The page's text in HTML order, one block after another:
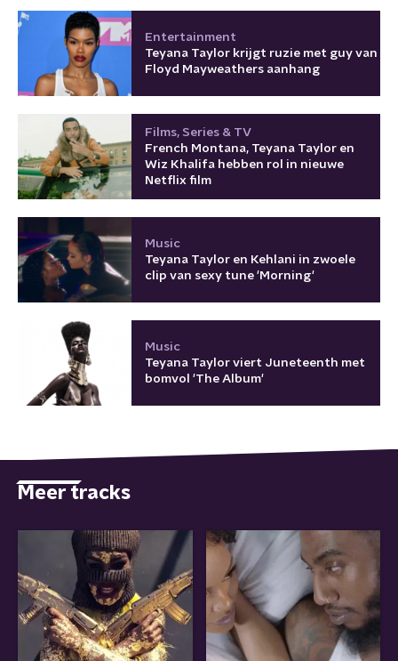
Entertainment
Teyana Taylor krijgt ruzie met guy van
Floyd Mayweathers aanhang
Films, Series & TV
French Montana, Teyana Taylor en
Wiz Khalifa hebben rol in nieuwe
Netflix film
Music
Teyana Taylor en Kehlani in zwoele
clip van sexy tune 'Morning'
Music
Teyana Taylor viert Juneteenth met
bomvol 'The Album'
Meer tracks